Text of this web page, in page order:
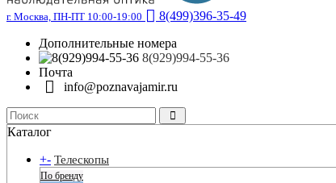
г. Москва, ПН-ПТ 10:00-19:00
8(499)396-35-49
Дополнительные номера
8(929)994-55-36
Почта
info@poznavajamir.ru
Каталог
+- Телескопы
По бренду